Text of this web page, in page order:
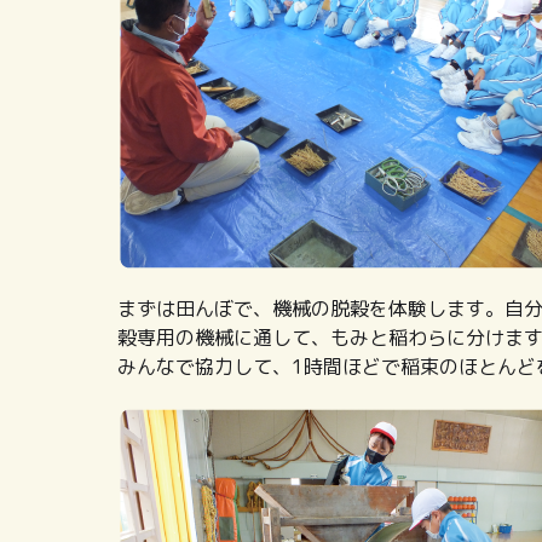
まずは田んぼで、機械の脱穀を体験します。自
穀専用の機械に通して、もみと稲わらに分けま
みんなで協力して、1時間ほどで稲束のほとん